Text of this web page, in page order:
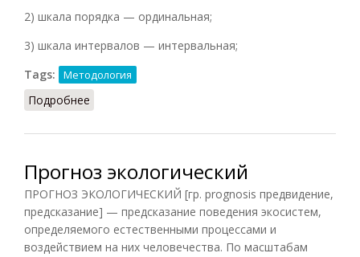
2) шкала порядка — ординальная;
3) шкала интервалов — интервальная;
Tags:
Методология
Подробнее
Прогноз экологический
ПРОГНОЗ ЭКОЛОГИЧЕСКИЙ [гр. prognosis предвидение,
предсказание] — предсказание поведения экосистем,
определяемого естественными процессами и
воздействием на них человечества. По масштабам